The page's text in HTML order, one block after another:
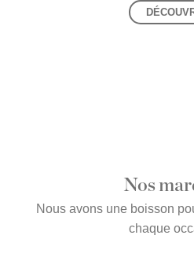
Nos
Nous avons une boisson
chaque